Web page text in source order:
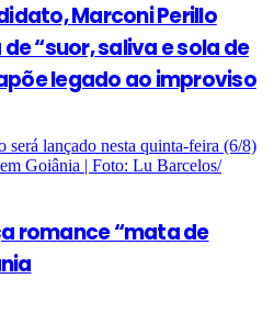
Marconi Perillo
“suor, saliva e sola de
legado ao improviso
romance “mata de